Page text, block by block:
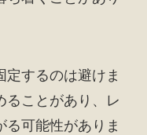
するのは避けま
ることがあり、レ
る可能性がありま